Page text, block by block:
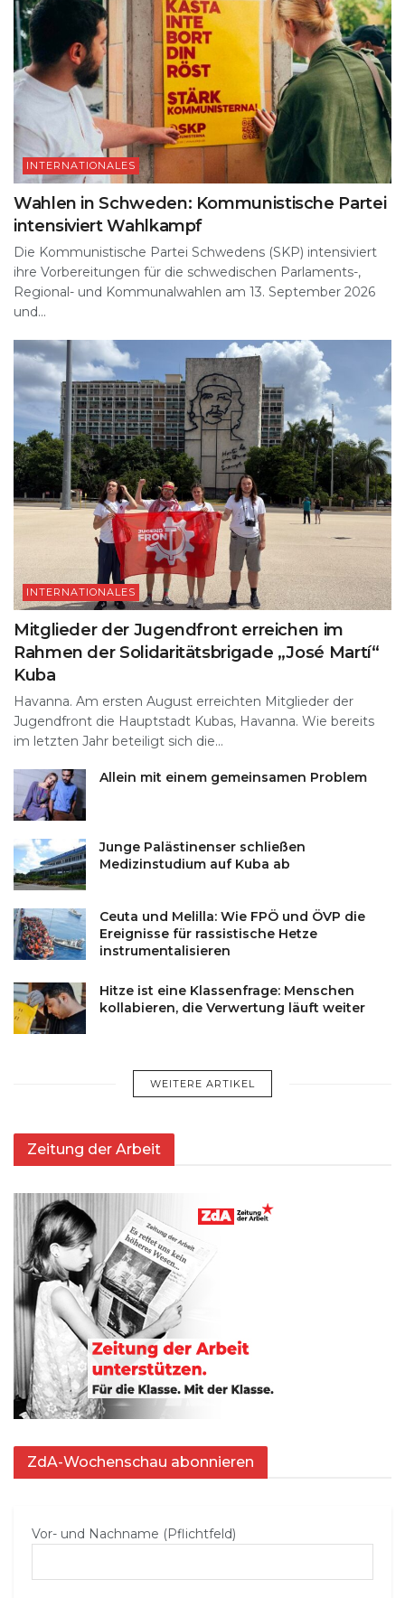
INTERNATIONALES
Wahlen in Schweden: Kommunistische Partei
intensiviert Wahlkampf
Die Kommunistische Partei Schwedens (SKP) intensiviert
ihre Vorbereitungen für die schwedischen Parlaments-,
Regional- und Kommunalwahlen am 13. September 2026
und...
INTERNATIONALES
Mitglieder der Jugendfront erreichen im
Rahmen der Solidaritätsbrigade „José Martí“
Kuba
Havanna. Am ersten August erreichten Mitglieder der
Jugendfront die Hauptstadt Kubas, Havanna. Wie bereits
im letzten Jahr beteiligt sich die...
Allein mit einem gemeinsamen Problem
Junge Palästinenser schließen
Medizinstudium auf Kuba ab
Ceuta und Melilla: Wie FPÖ und ÖVP die
Ereignisse für rassistische Hetze
instrumentalisieren
Hitze ist eine Klassenfrage: Menschen
kollabieren, die Verwertung läuft weiter
WEITERE ARTIKEL
Zeitung der Arbeit
ZdA-Wochenschau abonnieren
Vor- und Nachname (Pflichtfeld)